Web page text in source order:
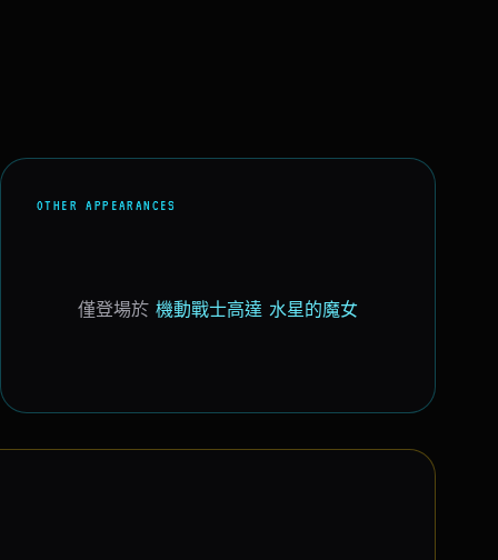
OTHER APPEARANCES
僅登場於 機動戰士高達 水星的魔女